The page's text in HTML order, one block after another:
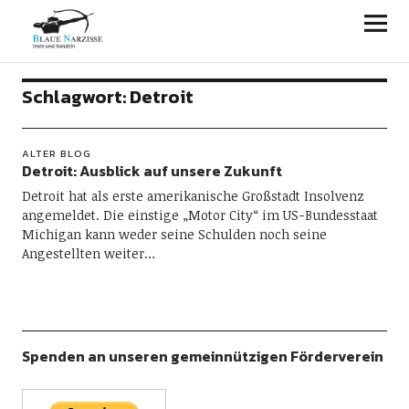
Blaue Narzisse
Schlagwort:Detroit
ALTER BLOG
Detroit: Ausblick auf unsere Zukunft
Detroit hat als erste amerikanische Großstadt Insolvenz
angemeldet. Die einstige „Motor City“ im US-Bundesstaat
Michigan kann weder seine Schulden noch seine
Angestellten weiter…
Spenden an unseren gemeinnützigen Förderverein